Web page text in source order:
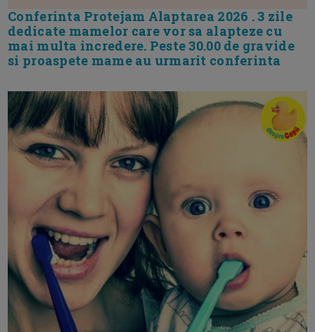
Conferinta Protejam Alaptarea 2026 . 3 zile
dedicate mamelor care vor sa alapteze cu
mai multa incredere. Peste 30.00 de gravide
si proaspete mame au urmarit conferinta